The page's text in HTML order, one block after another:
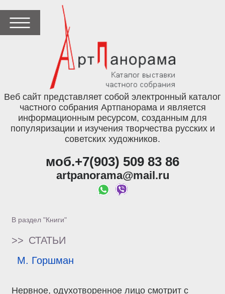
Веб сайт представляет собой электронный каталог
частного собрания Артпанорама и является
информационным ресурсом, созданным для
популяризации и изучения творчества русских и
советских художников.
моб.+7(903) 509 83 86
artpanorama@mail.ru
В раздел "Книги"
>> СТАТЬИ
М. Горшман
Нервное, одухотворенное лицо смотрит с